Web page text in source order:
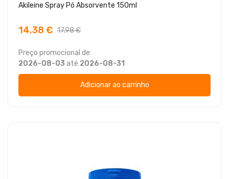
Akileine Spray Pó Absorvente 150ml
14,38 € 17,98 €
Preço promocional de:
2026-08-03 até 2026-08-31
Adicionar ao carrinho